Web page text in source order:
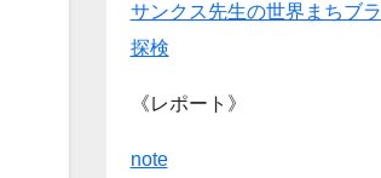
サンクス先生の世界まちブラ
探検
《レポート》
note